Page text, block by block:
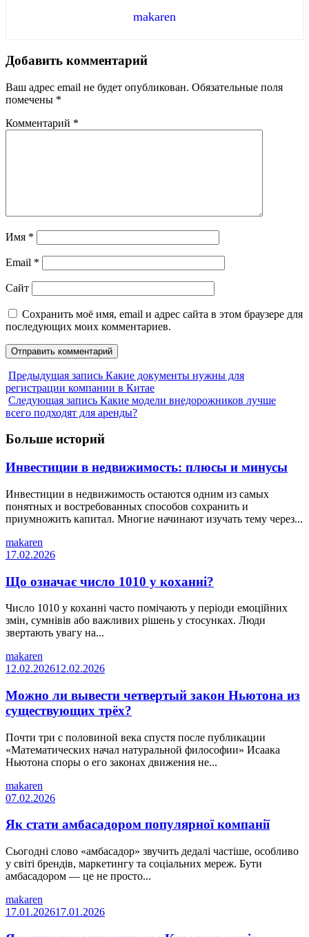
makaren
Добавить комментарий
Ваш адрес email не будет опубликован. Обязательные поля
помечены *
Комментарий *
Имя *
Email *
Сайт
Сохранить моё имя, email и адрес сайта в этом браузере для
последующих моих комментариев.
Предыдущая запись Какие документы нужны для
регистрации компании в Китае
Следующая запись Какие модели внедорожников лучше
всего подходят для аренды?
Больше историй
Инвестиции в недвижимость: плюсы и минусы
Инвестиции в недвижимость остаются одним из самых
понятных и востребованных способов сохранить и
приумножить капитал. Многие начинают изучать тему через...
makaren
17.02.2026
Що означає число 1010 у коханні?
Число 1010 у коханні часто помічають у періоди емоційних
змін, сумнівів або важливих рішень у стосунках. Люди
звертають увагу на...
makaren
12.02.202612.02.2026
Можно ли вывести четвертый закон Ньютона из
существующих трёх?
Почти три с половиной века спустя после публикации
«Математических начал натуральной философии» Исаака
Ньютона споры о его законах движения не...
makaren
07.02.2026
Як стати амбасадором популярної компанії
Сьогодні слово «амбасадор» звучить дедалі частіше, особливо
у світі брендів, маркетингу та соціальних мереж. Бути
амбасадором — це не просто...
makaren
17.01.202617.01.2026